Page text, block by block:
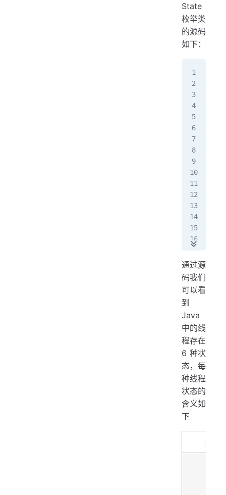
State
枚举类
的源码
如下：
通过源
码我们
可以看
到
Java
中的线
程存在
6 种状
态，每
种线程
状态的
含义如
下
线程